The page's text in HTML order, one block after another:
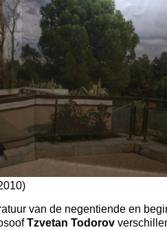
van de negentiende en
Tzvetan Todorov